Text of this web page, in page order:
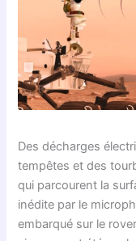
Des décharges
tempêtes et des
qui parcourent la
inédite par le
embarqué sur le